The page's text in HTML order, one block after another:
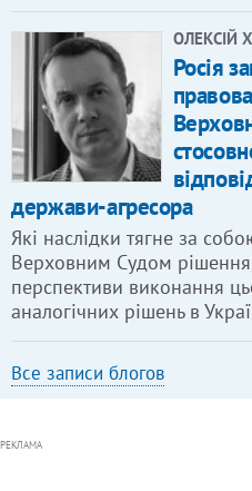
ОЛЕКСІЙ
Росія
держави-агресора
Які наслідки тягне за
Верховним Судом
перспективи виконання
аналогічних рішень в
Все записи блогов
РЕКЛАМА